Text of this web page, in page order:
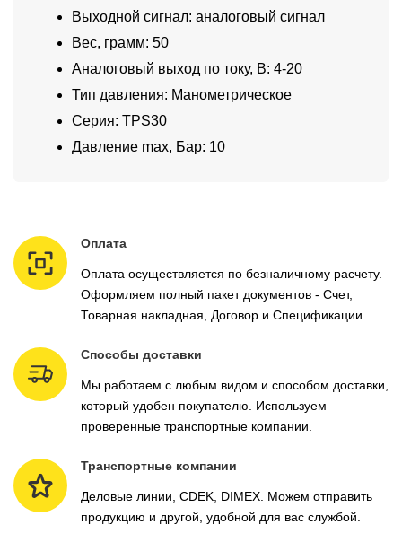
Выходной сигнал: аналоговый сигнал
Вес, грамм: 50
Аналоговый выход по току, В: 4-20
Тип давления: Манометрическое
Серия: TPS30
Давление max, Бар: 10
Оплата
Оплата осуществляется по безналичному расчету.
Оформляем полный пакет документов - Счет,
Товарная накладная, Договор и Спецификации.
Способы доставки
Мы работаем с любым видом и способом доставки,
который удобен покупателю. Используем
проверенные транспортные компании.
Транспортные компании
Деловые линии, CDEK, DIMEX. Можем отправить
продукцию и другой, удобной для вас службой.